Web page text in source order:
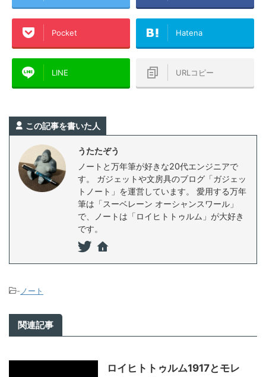
Pocket Hatena
LINE URLコピー
この記事を書いた人
うたたぞう
ノートと万年筆が好きな20代エンジニアで
す。 ガジェットや文房具のブログ「ガジェッ
トノート」を運営しています。 愛用する万年
筆は「スーベレーン オーシャンスワール」
で、ノートは「ロイヒトトゥルム」が大好き
です。
- ノート
関連記事
ロイヒトトゥルム1917とモレ